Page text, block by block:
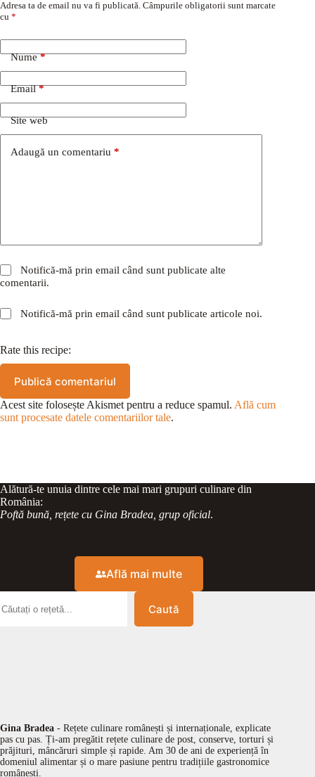
Adresa ta de email nu va fi publicată. Câmpurile obligatorii sunt marcate
cu *
Nume*
Email*
Site web
Adaugă un comentariu *
Notifică-mă prin email când sunt publicate alte
comentarii.
Notifică-mă prin email când sunt publicate articole noi.
Rate this recipe:
Publică comentariul
Acest site folosește Akismet pentru a reduce spamul. Află cum
sunt procesate datele comentariilor tale.
Alătură-te unuia dintre cele mai mari grupuri culinare din
România:
Poftă bună, rețete cu Gina Bradea, grup oficial.
Află mai multe
Caută
Gina Bradea - Rețete culinare românești și internaționale, explicate
pas cu pas. Ți-am pregătit rețete culinare de post, conserve, torturi și
prăjituri, mâncăruri simple și rapide. Am 30 de ani de experiență în
domeniul alimentar și o mare pasiune pentru tradițiile gastronomice
românești.